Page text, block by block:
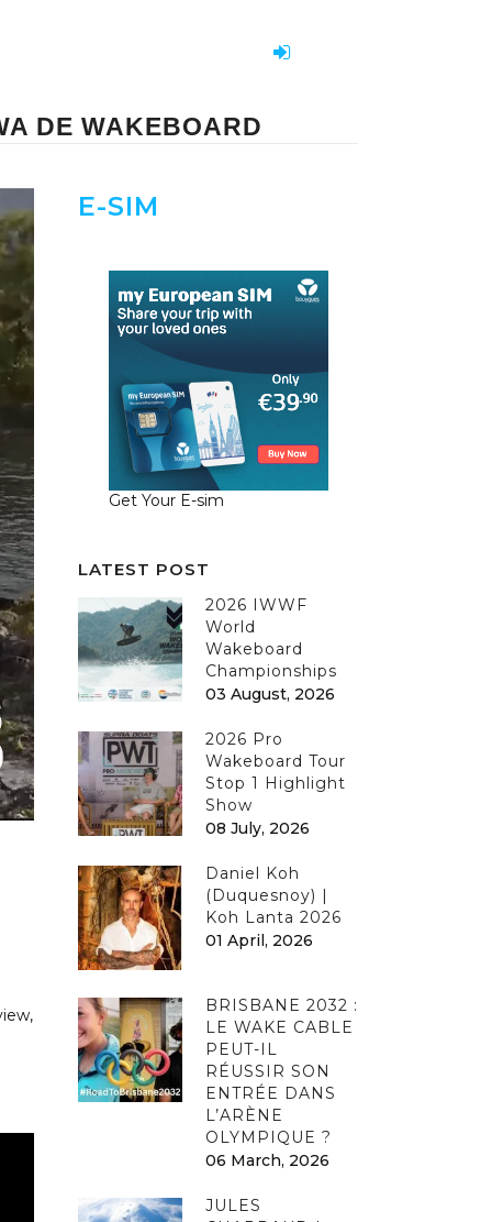
DE WAKEBOARD
E-SIM
Get Your E-sim
LATEST POST
2026 IWWF
World
Wakeboard
Championships
03 August, 2026
2026 Pro
Wakeboard Tour
Stop 1 Highlight
Show
08 July, 2026
Daniel Koh
(Duquesnoy) |
Koh Lanta 2026
01 April, 2026
BRISBANE 2032 :
LE WAKE CABLE
PEUT-IL
RÉUSSIR SON
ENTRÉE DANS
L’ARÈNE
OLYMPIQUE ?
06 March, 2026
JULES